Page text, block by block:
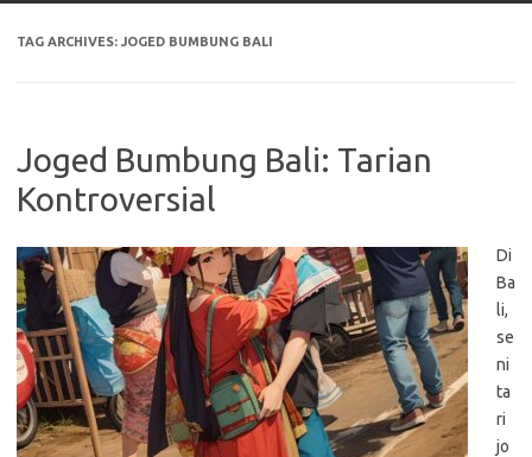
TAG ARCHIVES: JOGED BUMBUNG BALI
Joged Bumbung Bali: Tarian
Kontroversial
Di
Ba
li,
se
ni
ta
ri
jo